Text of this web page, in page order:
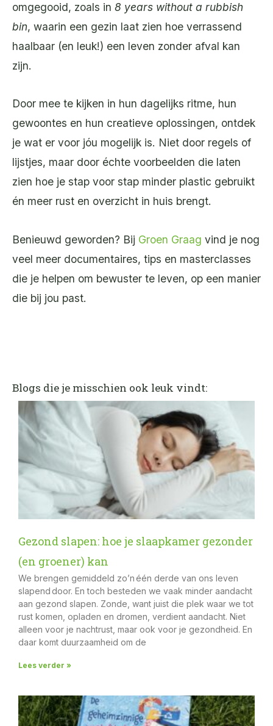
omgegooid, zoals in 8 years without a rubbish
bin, waarin een gezin laat zien hoe verrassend
haalbaar (en leuk!) een leven zonder afval kan
zijn.
Door mee te kijken in hun dagelijks ritme, hun
gewoontes en hun creatieve oplossingen, ontdek
je wat er voor jóu mogelijk is. Niet door regels of
lijstjes, maar door échte voorbeelden die laten
zien hoe je stap voor stap minder plastic gebruikt
én meer rust en overzicht in huis brengt.
Benieuwd geworden? Bij Groen Graag vind je nog
veel meer documentaires, tips en masterclasses
die je helpen om bewuster te leven, op een manier
die bij jou past.
Blogs die je misschien ook leuk vindt:
Gezond slapen: hoe je slaapkamer gezonder
(en groener) kan
We brengen gemiddeld zo’n één derde van ons leven
slapend door. En toch besteden we vaak minder aandacht
aan gezond slapen. Zonde, want juist die plek waar we tot
rust komen, opladen en dromen, verdient aandacht. Niet
alleen voor je nachtrust, maar ook voor je gezondheid. En
daar komt duurzaamheid om de
Lees verder »